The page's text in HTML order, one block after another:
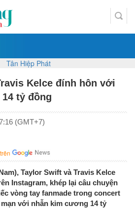
Kelce đính hôn với
tỷ đồng
(GMT+7)
Taylor Swift và Travis Kelce
Instagram, khép lại câu chuyện
vòng tay fanmade trong concert
với nhẫn kim cương 14 tỷ